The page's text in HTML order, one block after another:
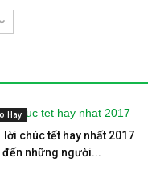
Hay
lời chúc tết hay nhất 2017
những người...